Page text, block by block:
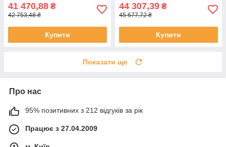
41 470,88 ₴
42 753,48 ₴
Купити
44 307,39 ₴
45 677,72 ₴
Купити
Показати ще
Про нас
95% позитивних з 212 відгуків за рік
Працює з 27.04.2009